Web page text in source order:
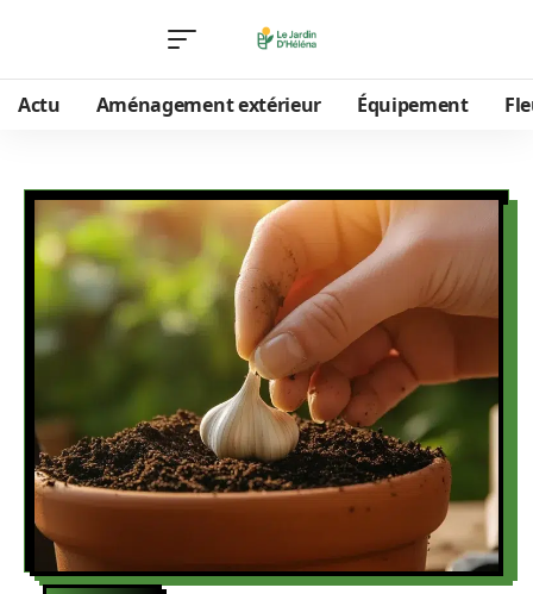
Actu Aménagement extérieur Équipement